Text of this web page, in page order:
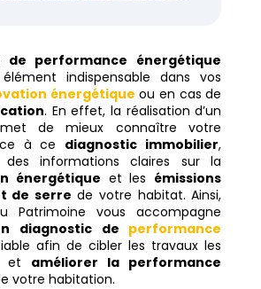
de performance énergétique
indispensable dans vos
énergétique ou en cas de
. En effet, la réalisation d’un
de mieux connaître votre
à ce diagnostic immobilier,
des informations claires sur la
énergétique et les émissions
de serre de votre habitat. Ainsi,
Patrimoine vous accompagne
diagnostic de performance
afin de cibler les travaux les
et améliorer la performance
votre habitation.